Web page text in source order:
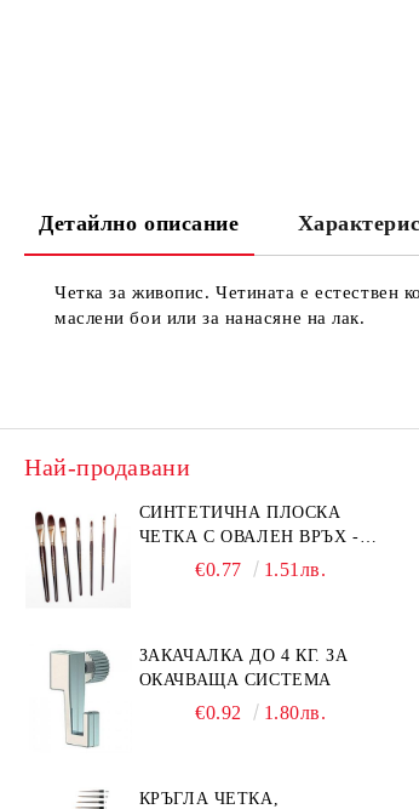
Детайлно описание
Четка за живопис. Четината е естествен
маслени бои или за нанасяне на лак.
Най-продавани
СИНТЕТИЧНА ПЛОСКА
ЧЕТКА С ОВАЛЕН ВРЪХ -
GIOCONDA 273 - №1/8
€0.77 1.51лв.
ЗАКАЧАЛКА ДО 4 КГ. ЗА
ОКАЧВАЩА СИСТЕМА
€0.92 1.80лв.
КРЪГЛА ЧЕТКА,